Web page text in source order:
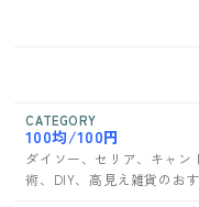
CATEGORY
100均/100円
ダイソー、セリア、キャ
術、DIY、高見え雑貨のお